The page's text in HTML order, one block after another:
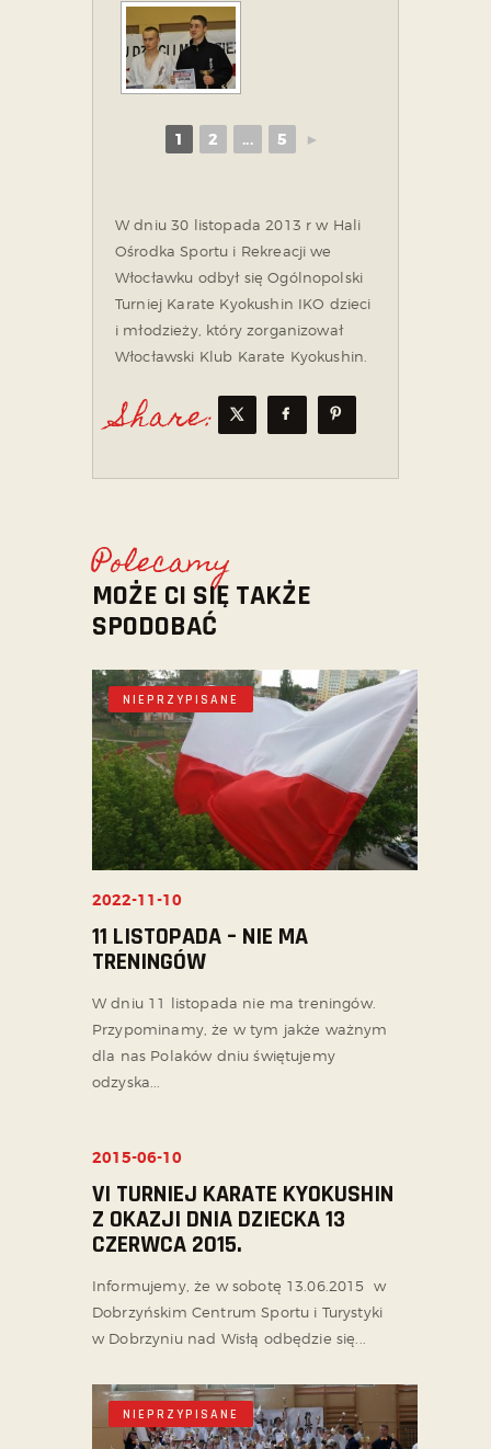
1 2 ... 5 ►
W dniu 30 listopada 2013 r w Hali
Ośrodka Sportu i Rekreacji we
Włocławku odbył się Ogólnopolski
Turniej Karate Kyokushin IKO dzieci
i młodzieży, który zorganizował
Włocławski Klub Karate Kyokushin.
Share:
Polecamy
MOŻE CI SIĘ TAKŻE
SPODOBAĆ
NIEPRZYPISANE
2022-11-10
11 LISTOPADA – NIE MA
TRENINGÓW
W dniu 11 listopada nie ma treningów.
Przypominamy, że w tym jakże ważnym
dla nas Polaków dniu świętujemy
odzyska...
NIEPRZYPISANE
2015-06-10
VI TURNIEJ KARATE KYOKUSHIN
Z OKAZJI DNIA DZIECKA 13
CZERWCA 2015.
Informujemy, że w sobotę 13.06.2015 w
Dobrzyńskim Centrum Sportu i Turystyki
w Dobrzyniu nad Wisłą odbędzie się...
NIEPRZYPISANE